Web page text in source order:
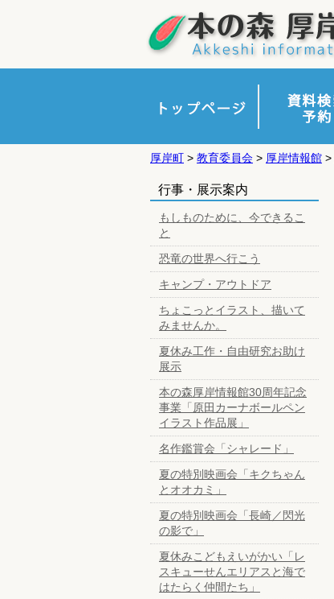
かんたん検索
詳細検索
新着図書
人気貸出図書
人気著者一覧
雑誌一覧
新聞一覧
予約カート
厚岸町 > 教育委員会 > 厚岸情報館 >
行事・展示案内
もしものために、今できるこ
と
恐竜の世界へ行こう
キャンプ・アウトドア
ちょこっとイラスト、描いて
みませんか。
夏休み工作・自由研究お助け
展示
本の森厚岸情報館30周年記念
事業「原田カーナボールペン
イラスト作品展」
名作鑑賞会「シャレード」
夏の特別映画会「キクちゃん
とオオカミ」
夏の特別映画会「長崎／閃光
の影で」
夏休みこどもえいがかい「レ
スキューせんエリアスと海で
はたらく仲間たち」